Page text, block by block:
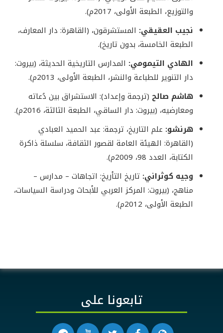
والتوزيع، الطبعة الأولى، 2017م).
نجيب العقيقي: المستشرقون، (القاهرة: دار المعارف،
الطبعة الخامسة، بدون تاريخ).
الهادي التيمومي: المدارس التاريخية الحديثة، (بيروت:
دار التنوير للطباعة والنشر، الطبعة الأولى، 2013م).
هاشم صالح (ترجمة وإعداد): الاستشراق بين دُعاته
ومعارضيه، (بيروت: دار الساقي، الطبعة الثالثة، 2016م).
هرنشو: علم التاريخ، ترجمة: عبد الحميد العبادي
(القاهرة: الهيئة العامة لقصور الثقافة، سلسلة ذاكرة
الكتابة، العدد 98، 2009م).
وجيه كوثراني: تاريخ التأريخ: اتجاهات – مدارس –
مناهج، (بيروت: المركز العربي للأبحاث ودراسة السياسات،
الطبعة الأولى، 2012م).
تابعونا على